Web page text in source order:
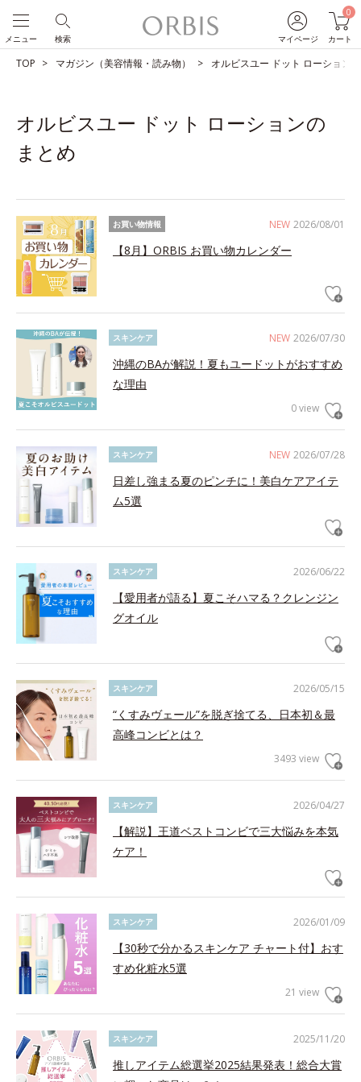
マイページ
0
カート
検索
メニュー
TOP マガジン（美容情報・読み物） オルビスユー ドット ローション
オルビスユー ドット ローションの
まとめ
NEW 2026/08/01
お買い物情報
【8月】ORBIS お買い物カレンダー
NEW 2026/07/30
スキンケア
沖縄のBAが解説！夏もユードットがおすすめ
な理由
0 view
NEW 2026/07/28
スキンケア
日差し強まる夏のピンチに！美白ケアアイテ
ム5選
2026/06/22
スキンケア
【愛用者が語る】夏こそハマる？クレンジン
グオイル
2026/05/15
スキンケア
“くすみヴェール”を脱ぎ捨てる、日本初＆最
高峰コンビとは？
3493 view
2026/04/27
スキンケア
【解説】王道ベストコンビで三大悩みを本気
ケア！
2026/01/09
スキンケア
【30秒で分かるスキンケア チャート付】おす
すめ化粧水5選
21 view
2025/11/20
スキンケア
推しアイテム総選挙2025結果発表！総合大賞